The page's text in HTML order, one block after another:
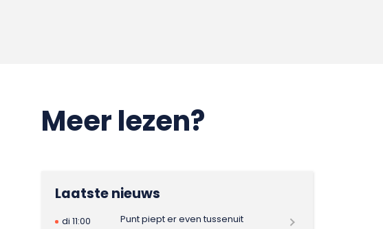
Meer lezen?
Laatste nieuws
di 11:00
Punt piept er even tussenuit